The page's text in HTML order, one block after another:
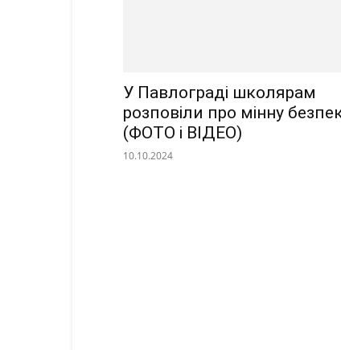
У Павлограді школярам
розповіли про мінну
(ФОТО і ВІДЕО)
10.10.2024